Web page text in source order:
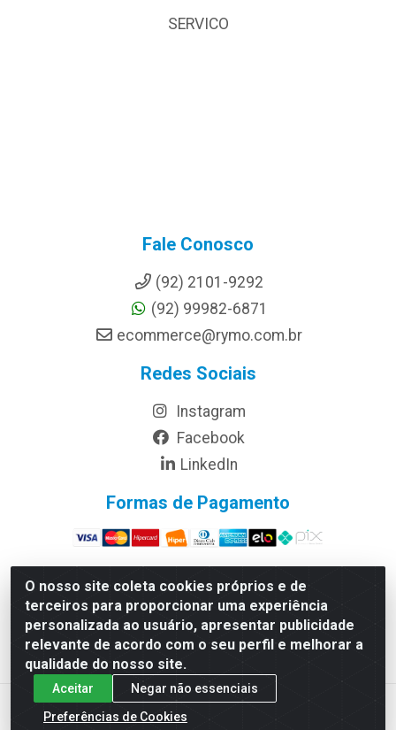
O nosso site coleta cookies próprios e de
terceiros para proporcionar uma experiência
personalizada ao usuário, apresentar publicidade
relevante de acordo com o seu perfil e melhorar a
qualidade do nosso site.
Aceitar
Negar não essenciais
Preferências de Cookies
SERVICO
Fale Conosco
(92) 2101-9292
(92) 99982-6871
ecommerce@rymo.com.br
Redes Sociais
Instagram
Facebook
LinkedIn
Formas de Pagamento
Rymo Imagem e Produtos Gráficos da Amazonia LTDA -
Av. Ajuricaba, 379 - Cachoeirinha, Manaus/AM - CEP
69065-110 - CNPJ 14.220.230.0001-70